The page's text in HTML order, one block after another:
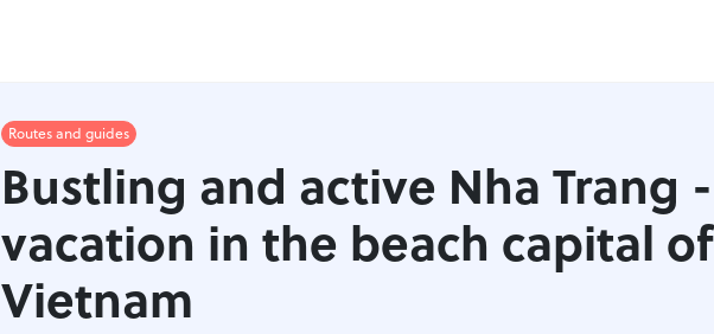
Routes and guides
Bustling and active Nha Trang -
vacation in the beach capital of
Vietnam